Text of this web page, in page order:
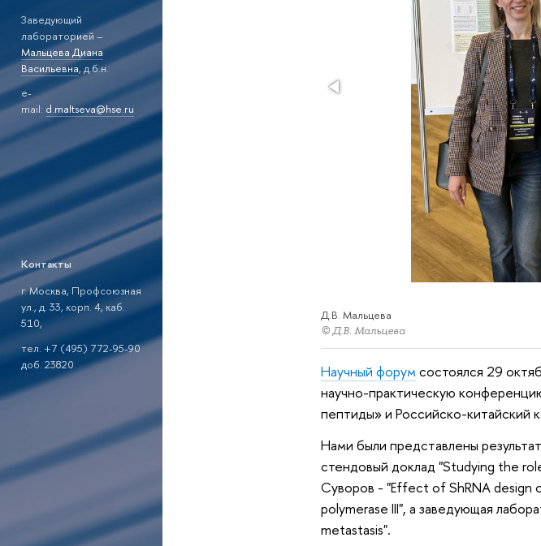
Заведующий
лабораторией –
Мальцева Диана
Васильевна, д.б.н.
e-
mail: d.maltseva@hse.ru
Контакты
г. Москва, Профсоюзная
ул., д. 33, корп. 4, каб.
510,
тел. +7 (495) 772-95-90
доб. 23820
Д.В. Мальцева
© Д.В. Мальцева
Научный форум состоялся 29
научно-практическую
пептиды» и Российско-китайский
Нами были представлены
стендовый доклад "Studying the
Суворов - "Effect of ShRNA design
polymerase III", а заведующая
metastasis".